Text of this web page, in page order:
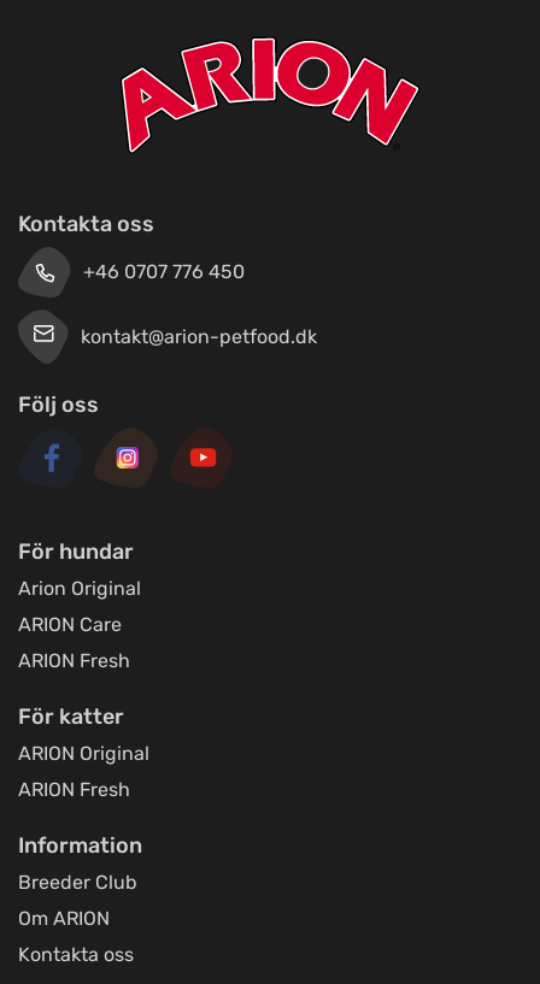
Kontakta oss
+46 0707 776 450
kontakt@arion-petfood.dk
Följ oss
För hundar
Arion Original
ARION Care
ARION Fresh
För katter
ARION Original
ARION Fresh
Information
Breeder Club
Om ARION
Kontakta oss